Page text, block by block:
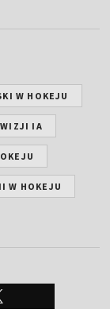
W HOKEJU
IA
W HOKEJU